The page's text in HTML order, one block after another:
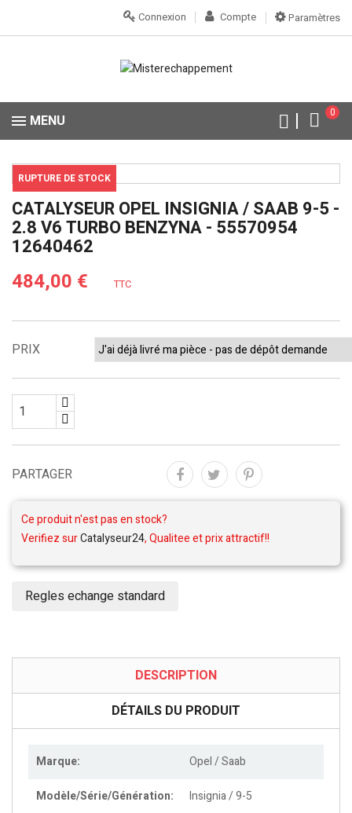
Paramètres
Compte
Connexion
0
MENU
RUPTURE DE STOCK
CATALYSEUR OPEL INSIGNIA / SAAB 9-5 -
2.8 V6 TURBO BENZYNA - 55570954
12640462
484,00 € TTC
PRIX
PARTAGER
Ce produit n'est pas en stock?
Verifiez surCatalyseur24, Qualitee et prix attractif!!
Regles echange standard
DESCRIPTION
DÉTAILS DU PRODUIT
Marque: Opel / Saab
Modèle/Série/Génération: Insignia / 9-5